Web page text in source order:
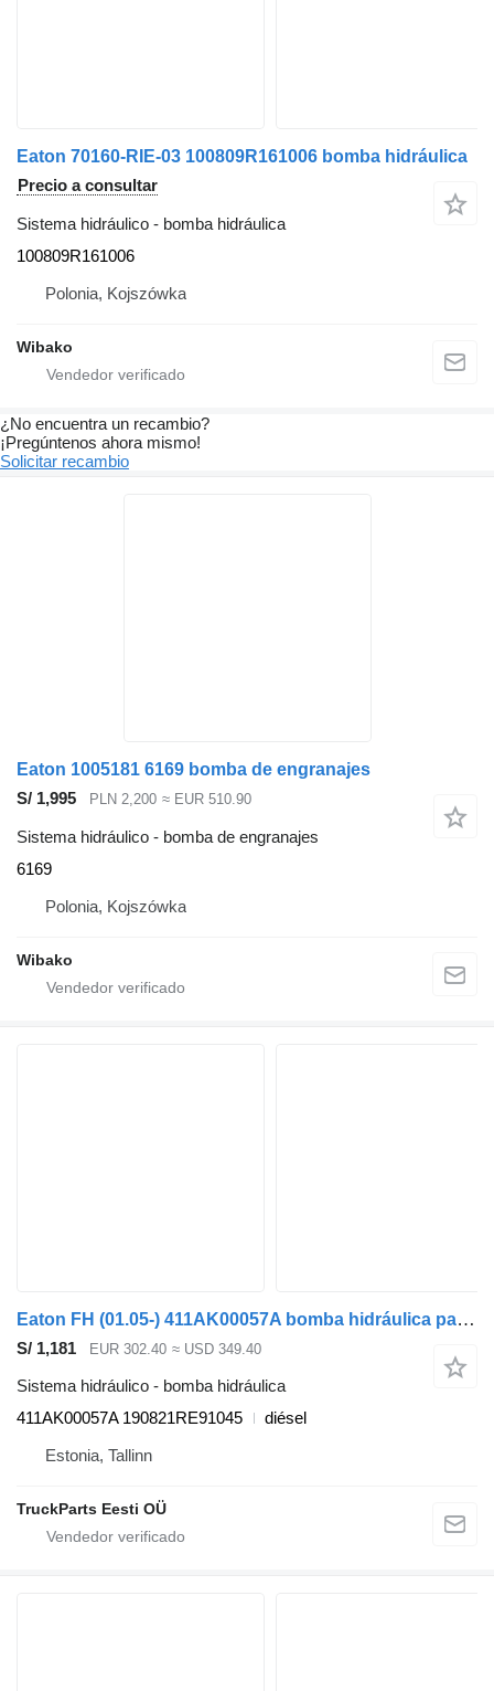
Eaton 70160-RIE-03 100809R161006 bomba hidráulica
Precio a consultar
Sistema hidráulico - bomba hidráulica
100809R161006
Polonia, Kojszówka
Wibako
¿No encuentra un recambio?
¡Pregúntenos ahora mismo!
Solicitar recambio
Eaton 1005181 6169 bomba de engranajes
S/ 1,995
PLN 2,200 ≈ EUR 510.90
Sistema hidráulico - bomba de engranajes
6169
Polonia, Kojszówka
Wibako
Eaton FH (01.05-) 411AK00057A bomba hidráulica para Volvo FH12, FH16, NH12, FH, VNL780 (1993-2014) cabeza tractora
S/ 1,181 EUR 302.40 ≈ USD 349.40
Sistema hidráulico - bomba hidráulica
411AK00057A 190821RE91045
diésel
Estonia, Tallinn
TruckParts Eesti OÜ